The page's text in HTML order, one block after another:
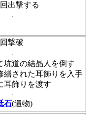
出撃する
撃破
道の結晶人を倒す
された耳飾りを入手
飾りを渡す
石(遺物)